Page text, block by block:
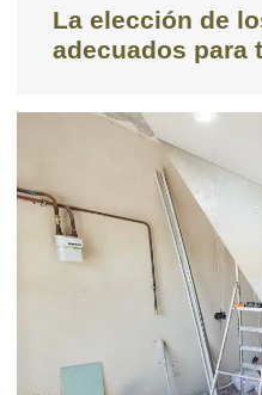
La elección de
adecuados para